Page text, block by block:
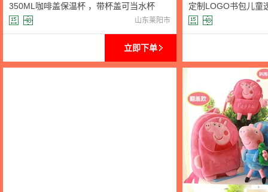
350ML咖啡盖保温杯 ，带杯盖可当水杯
用，保温保冷！,材
山东莱阳市
立即下单
定制LOGO书包儿童
男女韩版减负卡通背